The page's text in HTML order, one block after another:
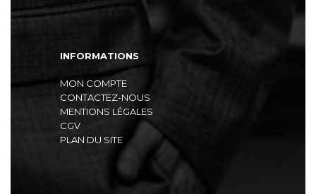
INFORMATIONS
MON COMPTE
CONTACTEZ-NOUS
MENTIONS LÉGALES
CGV
PLAN DU SITE